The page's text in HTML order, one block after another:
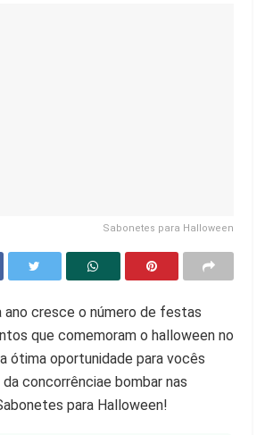
Sabonetes para Halloween
ano cresce o número de festas
que comemoram o halloween no
ótima oportunidade para vocês
concorrênciae bombar nas
para Halloween!